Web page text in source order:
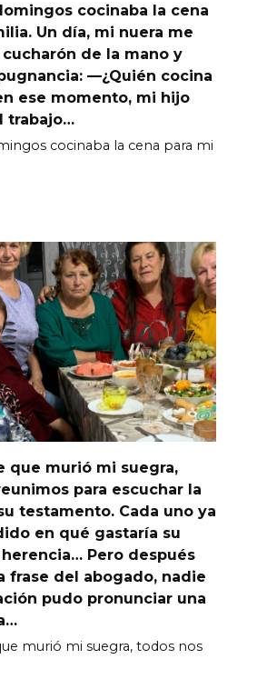
cocinaba la cena
Un día, mi nuera me
de la mano y
—¿Quién cocina
ese momento, mi hijo
trabajo…
cocinaba la cena para mi
que murió mi suegra,
para escuchar la
testamento. Cada uno ya
en qué gastaría su
Pero después
frase del abogado, nadie
pudo pronunciar una
murió mi suegra, todos nos